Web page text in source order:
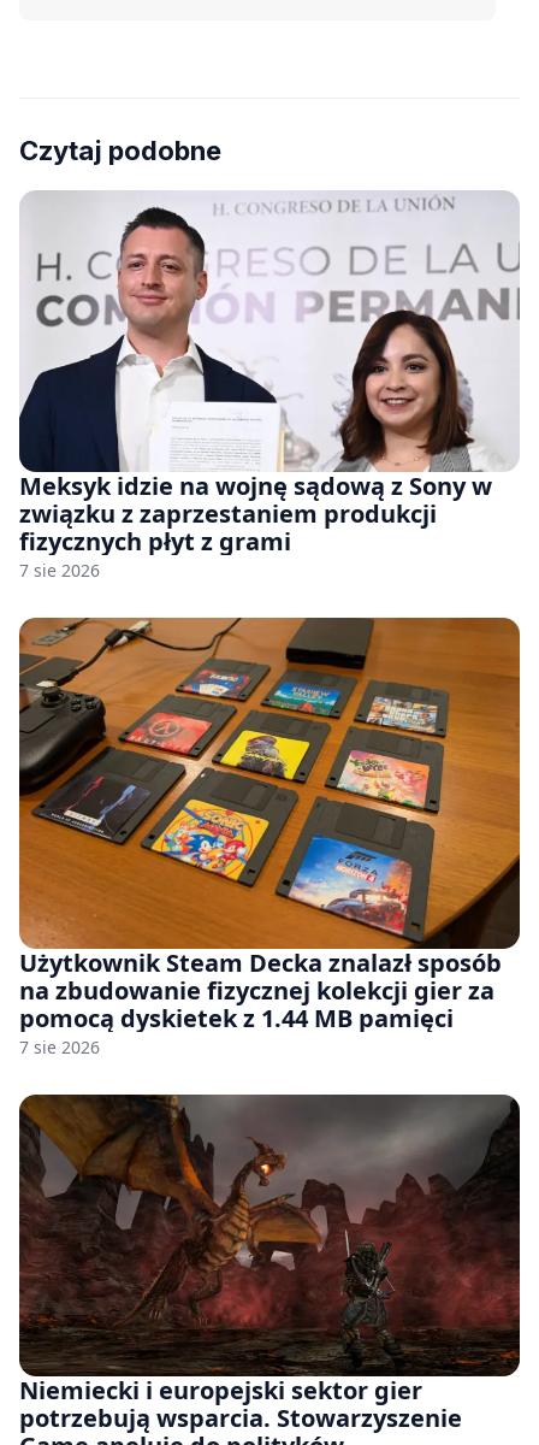
Czytaj podobne
Meksyk idzie na wojnę sądową z Sony w
związku z zaprzestaniem produkcji
fizycznych płyt z grami
7 sie 2026
Użytkownik Steam Decka znalazł sposób
na zbudowanie fizycznej kolekcji gier za
pomocą dyskietek z 1.44 MB pamięci
7 sie 2026
Niemiecki i europejski sektor gier
potrzebują wsparcia. Stowarzyszenie